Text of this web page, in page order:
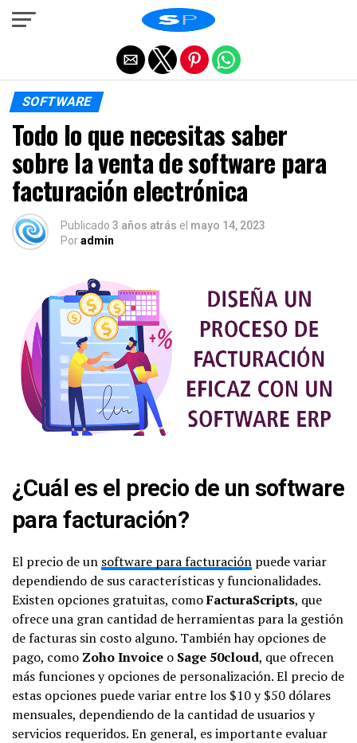
SOFTWARE
Todo lo que necesitas saber
sobre la venta de software para
facturación electrónica
Publicado 3 años atrás el mayo 14, 2023
Poradmin
¿Cuál es el precio de un software
para facturación?
El precio de un software para facturación puede variar
dependiendo de sus características y funcionalidades.
Existen opciones gratuitas, comoFacturaScripts, que
ofrece una gran cantidad de herramientas para la gestión
de facturas sin costo alguno. También hay opciones de
pago, como Zoho Invoice o Sage 50cloud, que ofrecen
más funciones y opciones de personalización. El precio de
estas opciones puede variar entre los $10 y $50 dólares
mensuales, dependiendo de la cantidad de usuarios y
servicios requeridos. En general, es importante evaluar
Salir de la versión móvil